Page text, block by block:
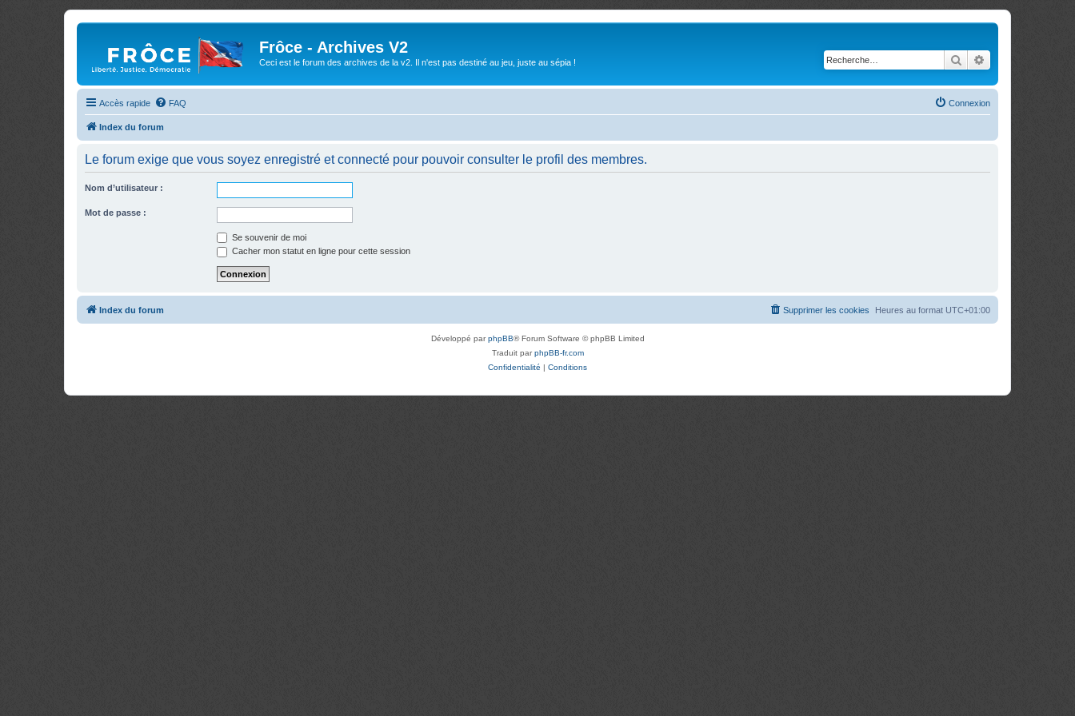
Frôce - Archives V2
Ceci est le forum des archives de la v2. Il n'est pas destiné au jeu, juste au sépia ! Rechercher
Accès rapide FAQ Connexion
Index du forum
Le forum exige que vous soyez enregistré et connecté pour pouvoir consulter le profil des membres.
Nom d’utilisateur :
Mot de passe :
Se souvenir de moi
Cacher mon statut en ligne pour cette session
Index du forum Heures au format UTC+01:00
Supprimer les cookies
Développé parphpBB® Forum Software © phpBB Limited
Traduit parphpBB-fr.com
Confidentialité | Conditions